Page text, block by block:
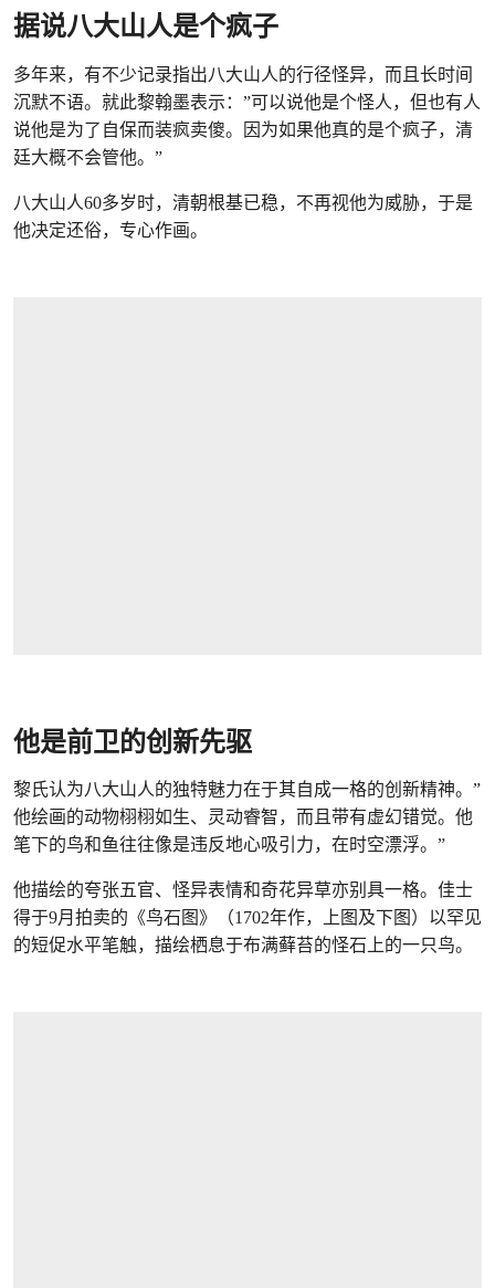
据说八大山人是个疯子
多年来，有不少记录指出八大山人的行径怪异，而且长时间
沉默不语。就此黎翰墨表示：”可以说他是个怪人，但也有人
说他是为了自保而装疯卖傻。因为如果他真的是个疯子，清
廷大概不会管他。”
八大山人60多岁时，清朝根基已稳，不再视他为威胁，于是
他决定还俗，专心作画。
他是前卫的创新先驱
黎氏认为八大山人的独特魅力在于其自成一格的创新精神。”
他绘画的动物栩栩如生、灵动睿智，而且带有虚幻错觉。他
笔下的鸟和鱼往往像是违反地心吸引力，在时空漂浮。”
他描绘的夸张五官、怪异表情和奇花异草亦别具一格。佳士
得于9月拍卖的《鸟石图》（1702年作，上图及下图）以罕见
的短促水平笔触，描绘栖息于布满藓苔的怪石上的一只鸟。